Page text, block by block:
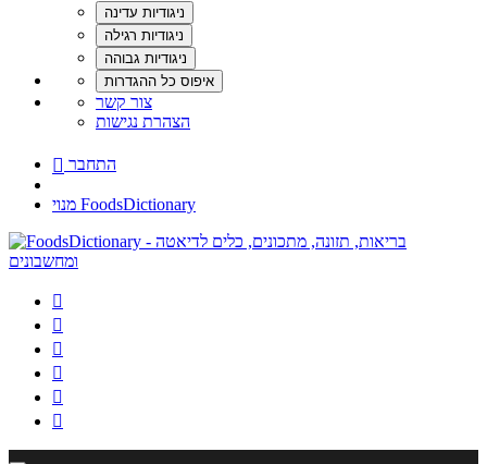
צור קשר
הצהרת נגישות
 התחבר
מנוי FoodsDictionary





